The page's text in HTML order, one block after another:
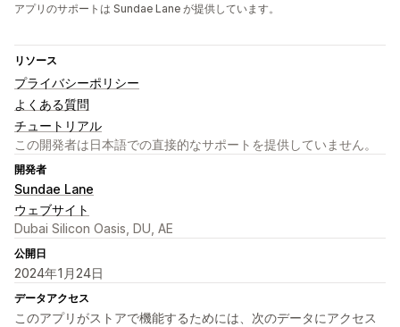
アプリのサポートは Sundae Lane が提供しています。
リソース
プライバシーポリシー
よくある質問
チュートリアル
この開発者は日本語での直接的なサポートを提供していません。
開発者
Sundae Lane
ウェブサイト
Dubai Silicon Oasis, DU, AE
公開日
2024年1月24日
データアクセス
このアプリがストアで機能するためには、次のデータにアクセス